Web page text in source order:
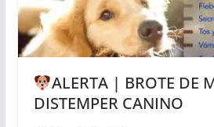
ALERTA | BROTE DE
DISTEMPER CANINO